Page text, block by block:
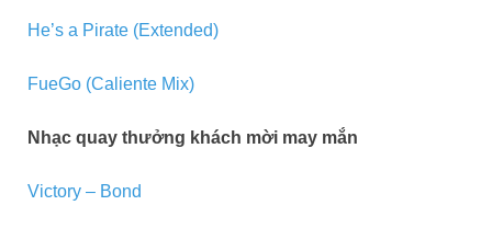
He’s a Pirate (Extended)
FueGo (Caliente Mix)
Nhạc quay thưởng khách mời may mắn
Victory – Bond